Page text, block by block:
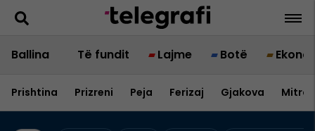
Ballina Të fundit Lajme Botë
Prishtina Prizreni Peja Ferizaj Gjakova